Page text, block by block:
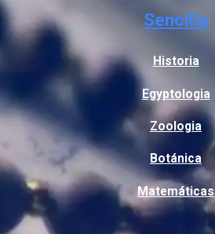
Sencilla
Historia
Egyptologia
Zoologia
Botánica
Matemáticas